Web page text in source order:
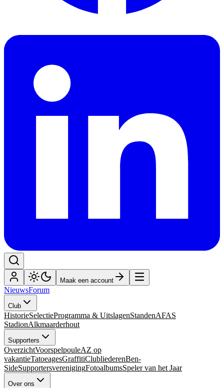
Maak een account
NieuwsForum
Club
HistorieSelectieProgramma & UitslagenStandenAFAS
StadionAlkmaarderhout
Supporters
OverzichtVoorspelpouleAZ op
vakantieTatoeagesGraffitiClubliederenBen-
SideSupportersverenigingFotoalbumsSpeler van het Jaar
Over ons